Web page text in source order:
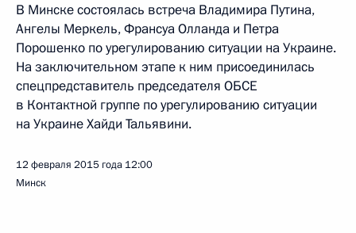
В Минске состоялась встреча Владимира Путина,
Ангелы Меркель, Франсуа Олланда и Петра
Порошенко по урегулированию ситуации на Украине.
На заключительном этапе к ним присоединилась
спецпредставитель председателя ОБСЕ
в Контактной группе по урегулированию ситуации
на Украине Хайди Тальявини.
12 февраля 2015 года 12:00
Минск